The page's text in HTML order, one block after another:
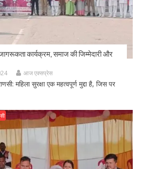
कार्यक्रम, समाज की जिम्मेदारी और
आज एक्सप्रेस
महिला सुरक्षा एक महत्वपूर्ण मुद्दा है, जिस पर